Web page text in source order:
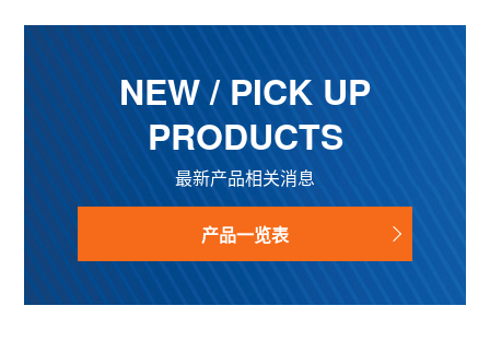
NEW / PICK UP
PRODUCTS
最新产品相关消息
产品一览表